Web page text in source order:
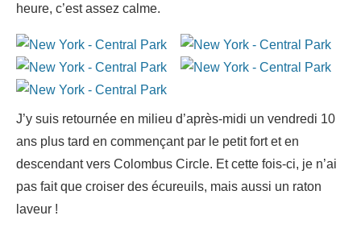
heure, c’est assez calme.
J’y suis retournée en milieu d’après-midi un vendredi 10
ans plus tard en commençant par le petit fort et en
descendant vers Colombus Circle. Et cette fois-ci, je n’ai
pas fait que croiser des écureuils, mais aussi un raton
laveur !